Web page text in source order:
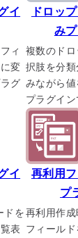
みる
案します
イ
ィ
変
グ
ドロッ
み
複数のド
択肢を分
みながら
プラグイン
イ
ドを
表
再利用
プ
再利用作
フィール